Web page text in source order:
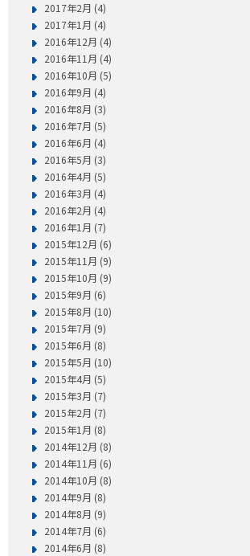
2017年2月 (4)
2017年1月 (4)
2016年12月 (4)
2016年11月 (4)
2016年10月 (5)
2016年9月 (4)
2016年8月 (3)
2016年7月 (5)
2016年6月 (4)
2016年5月 (3)
2016年4月 (5)
2016年3月 (4)
2016年2月 (4)
2016年1月 (7)
2015年12月 (6)
2015年11月 (9)
2015年10月 (9)
2015年9月 (6)
2015年8月 (10)
2015年7月 (9)
2015年6月 (8)
2015年5月 (10)
2015年4月 (5)
2015年3月 (7)
2015年2月 (7)
2015年1月 (8)
2014年12月 (8)
2014年11月 (6)
2014年10月 (8)
2014年9月 (8)
2014年8月 (9)
2014年7月 (6)
2014年6月 (8)